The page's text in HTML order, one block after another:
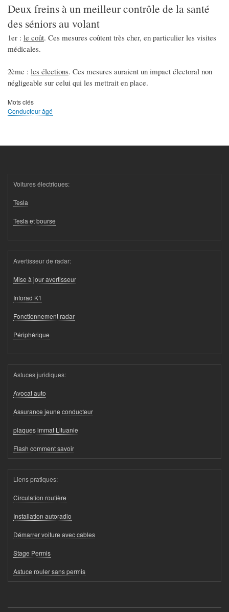
Deux freins à un meilleur contrôle de la santé
des séniors au volant
1er : le coût. Ces mesures coûtent très cher, en particulier les visites
médicales.
2ème : les élections. Ces mesures auraient un impact électoral non
négligeable sur celui qui les mettrait en place.
Mots clés
Conducteur âgé
Voitures électriques:
Tesla
Tesla et bourse
Avertisseur de radar:
Mise à jour avertisseur
Inforad K1
Fonctionnement radar
Périphérique
Astuces juridiques:
Avocat auto
Assurance jeune conducteur
plaques immat Lituanie
Flash comment savoir
Liens pratiques:
Circulation routière
Installation autoradio
Démarrer voiture avec cables
Stage Permis
Astuce rouler sans permis